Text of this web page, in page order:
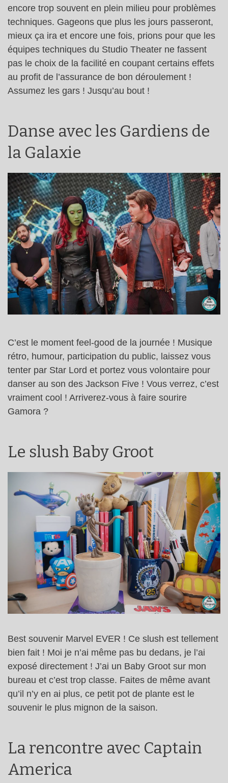
encore trop souvent en plein milieu pour problèmes
techniques. Gageons que plus les jours passeront,
mieux ça ira et encore une fois, prions pour que les
équipes techniques du Studio Theater ne fassent
pas le choix de la facilité en coupant certains effets
au profit de l’assurance de bon déroulement !
Assumez les gars ! Jusqu’au bout !
Danse avec les Gardiens de
la Galaxie
C’est le moment feel-good de la journée ! Musique
rétro, humour, participation du public, laissez vous
tenter par Star Lord et portez vous volontaire pour
danser au son des Jackson Five ! Vous verrez, c’est
vraiment cool ! Arriverez-vous à faire sourire
Gamora ?
Le slush Baby Groot
Best souvenir Marvel EVER ! Ce slush est tellement
bien fait ! Moi je n’ai même pas bu dedans, je l’ai
exposé directement ! J’ai un Baby Groot sur mon
bureau et c’est trop classe. Faites de même avant
qu’il n’y en ai plus, ce petit pot de plante est le
souvenir le plus mignon de la saison.
La rencontre avec Captain
America